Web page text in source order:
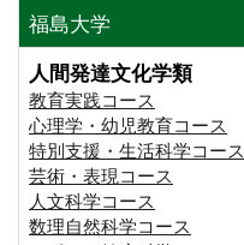
福島大学
人間発達文化学類
教育実践コース
心理学・幼児教育コース
特別支援・生活科学コース
芸術・表現コース
人文科学コース
数理自然科学コース